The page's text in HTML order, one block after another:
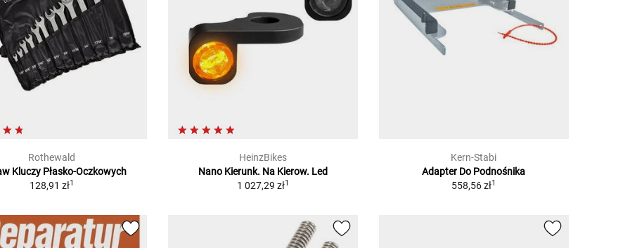
Rothewald
Kluczy Płasko-Oczkowych
128,91 zł1
HeinzBikes
Nano Kierunk. Na Kierow. Led
1 027,29 zł1
Kern-Stabi
Adapter Do Podnośnika
558,56 zł1